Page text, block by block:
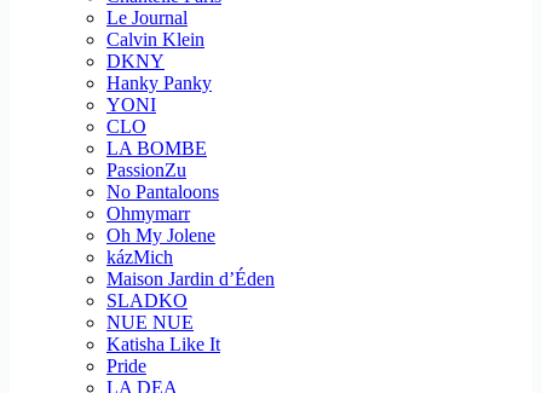
Le Journal
Calvin Klein
DKNY
Hanky Panky
YONI
CLO
LA BOMBE
PassionZu
No Pantaloons
Ohmymarr
Oh My Jolene
kázMich
Maison Jardin d’Éden
SLADKO
NUE NUE
Katisha Like It
Pride
LA DEA